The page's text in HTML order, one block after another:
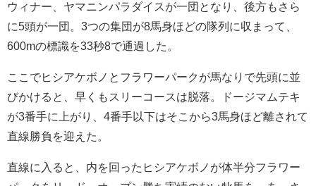
ウィナー、ヤマニンパラダイスが一団となり、後方もさら
に5頭が一団。3つの集団が8馬身ほどの隊列に収まって、
600mの標識を33秒8で通過した。
ここでヒシアケボノとフラワーパークが馬なりで先頭に並
びかけると、早くもスリーコースは脱落。ドージマムテキ
が3番手に上がり、4番手以下はそこから3馬身ほど離されて
直線勝負を迎えた。
直線に入ると、内を回ったヒシアケボノが体半分フラワー